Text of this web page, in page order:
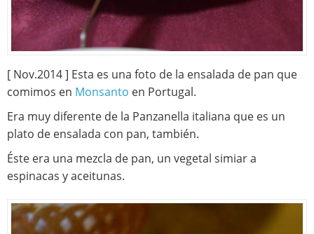
[ Nov.2014 ] Esta es una foto de la ensalada de pan que
comimos en Monsanto en Portugal.
Era muy diferente de la Panzanella italiana que es un
plato de ensalada con pan, también.
Éste era una mezcla de pan, un vegetal simiar a
espinacas y aceitunas.